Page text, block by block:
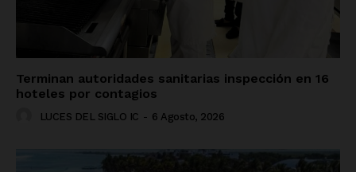
Terminan autoridades sanitarias inspección en 16
hoteles por contagios
LUCES DEL SIGLO IC - 6 Agosto, 2026